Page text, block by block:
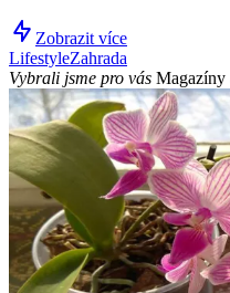
Zobrazit více
LifestyleZahrada
Vybrali jsme pro vás Magazíny